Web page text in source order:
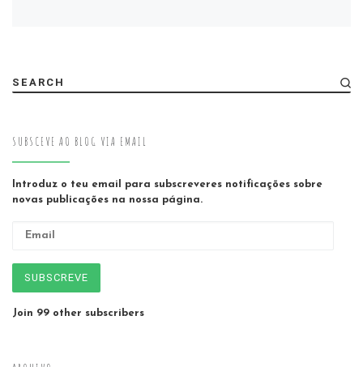
SEARCH
SUBSCEVE AO BLOG VIA EMAIL
Introduz o teu email para subscreveres notificações sobre
novas publicações na nossa página.
SUBSCREVE
Join 99 other subscribers